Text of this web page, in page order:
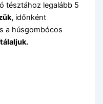
tésztához legalább 5
időnként
a húsgombócos